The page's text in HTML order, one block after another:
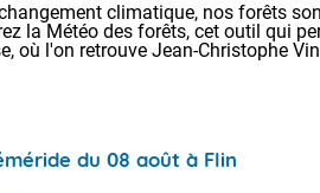
climatique, nos forêts
la Météo des forêts, cet outil qui
où l'on retrouve Jean-Christophe
du 08 août à Flin